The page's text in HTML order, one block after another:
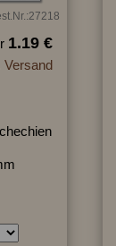
1.19 €
Versand